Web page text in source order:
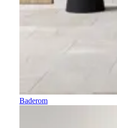
Baderom